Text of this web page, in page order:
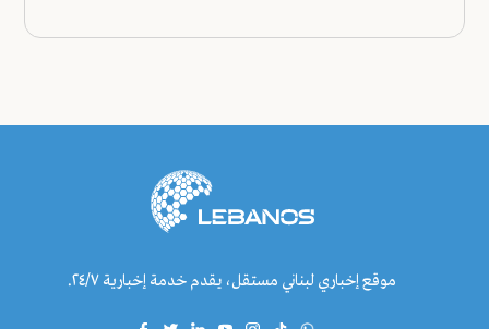
موقع إخباري لبناني مستقل، يقدم خدمة إخبارية ٢٤/٧.